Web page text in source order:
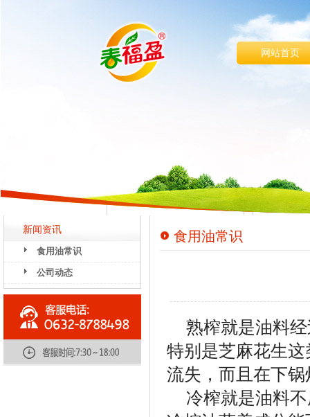
网站首页
新闻资讯
食用油常识
公司动态
食用油常识
熟榨就是油料
特别是芝麻花生
流失，而且在下
冷榨就是油料